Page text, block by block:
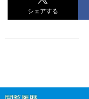
シェアする